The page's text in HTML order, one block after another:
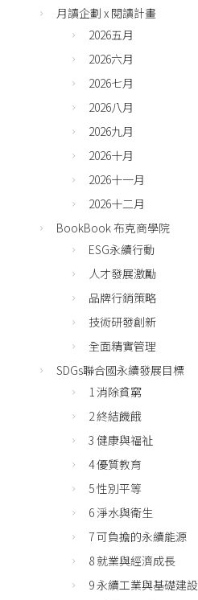
月讀企劃 x 閱讀計畫
2026五月
2026六月
2026七月
2026八月
2026九月
2026十月
2026十一月
2026十二月
BookBook 布克商學院
ESG永續行動
人才發展激勵
品牌行銷策略
技術研發創新
全面精實管理
SDGs聯合國永續發展目標
1 消除貧窮
2 終結饑餓
3 健康與福祉
4 優質教育
5 性別平等
6 淨水與衛生
7 可負擔的永續能源
8 就業與經濟成長
9 永續工業與基礎建設